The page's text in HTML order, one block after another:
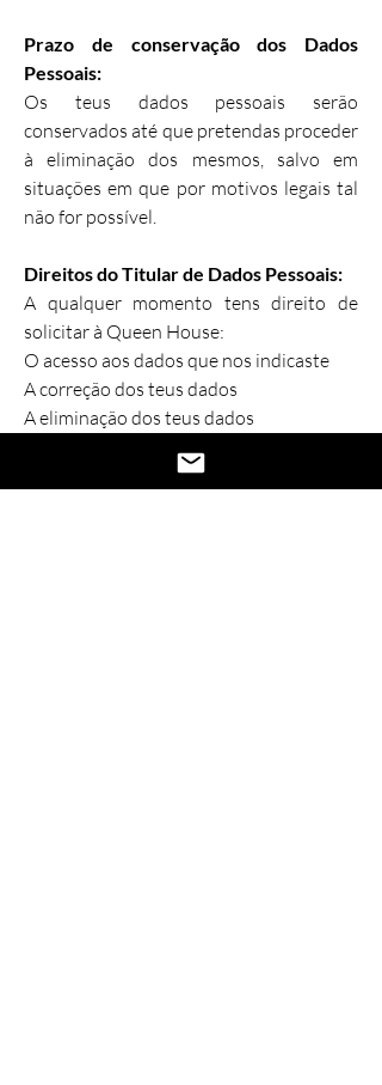
Prazo de conservação dos Dados
Pessoais:
Os teus dados pessoais serão
conservados até que pretendas proceder
à eliminação dos mesmos, salvo em
situações em que por motivos legais tal
não for possível.
Direitos do Titular de Dados Pessoais:
A qualquer momento tens direito de
solicitar à Queen House:
O acesso aos dados que nos indicaste
A correção dos teus dados
A eliminação dos teus dados
A limitação do tratamento dos teus